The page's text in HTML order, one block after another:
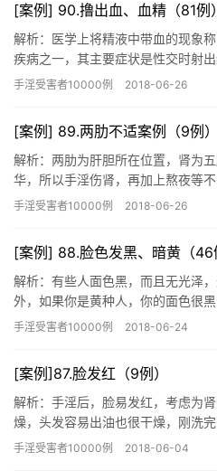
[案例] 90.撸出血、血精（81例）
解析：医学上将精液中带血的现象
疾病之一，其主要症状是性交时射
床较为常见。生理性的血精多由于
手淫受害者10000例 2018-06-26
[案例] 89.两肋不适案例（9例）
解析：两肋为肝胆所在位置，肾为
华，所以手淫伤肾，再加上熬夜等
的不适。 1.一年前经常熬夜到一两
手淫受害者10000例 2018-06-26
[案例] 88.脸色发黑、暗黄（46
解析：有些人面色黑，而且无光泽
外，如果你是黄种人，你的面色很
有的人原来面色很好，现在面色越
手淫受害者10000例 2018-06-24
[案例]87.脸发红（9例）
解析：手淫后，脸易发红，考虑为
燥，头发容易出油也很干燥，刚洗
成饼，面部脸颊从初二之后就一直
手淫受害者10000例 2018-06-04